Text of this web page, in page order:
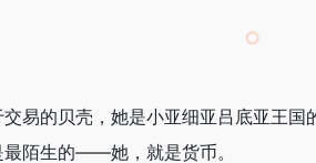
易的贝壳，她是小亚细亚吕底亚王
陌生的——她，就是货币。